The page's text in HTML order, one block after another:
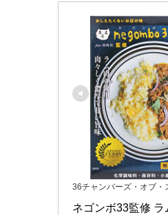
36チャンバーズ・オブ・
ネゴンボ33監修 ラ